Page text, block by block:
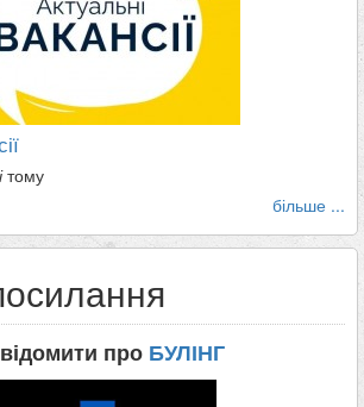
тому
більше ...
про БУЛІНГ